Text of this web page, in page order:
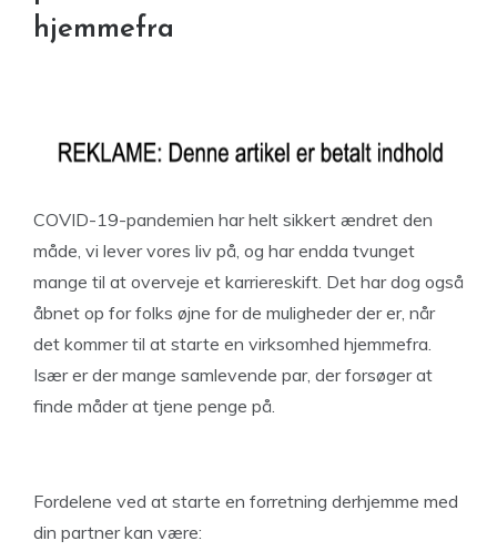
hjemmefra
COVID-19-pandemien har helt sikkert ændret den
måde, vi lever vores liv på, og har endda tvunget
mange til at overveje et karriereskift. Det har dog også
åbnet op for folks øjne for de muligheder der er, når
det kommer til at starte en virksomhed hjemmefra.
Især er der mange samlevende par, der forsøger at
finde måder at tjene penge på.
Fordelene ved at starte en forretning derhjemme med
din partner kan være: